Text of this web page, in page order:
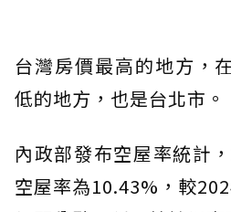
台灣房價最高的地方，
低的地方，也是台北市。
內政部發布空屋率統計
空屋率為10.43%，較